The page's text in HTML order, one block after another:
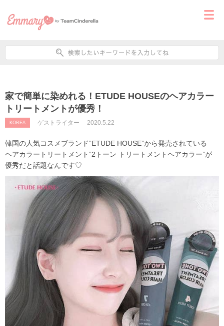
家で簡単に染めれる！ETUDE HOUSEのヘアカラー
トリートメントが優秀！
KOREA ゲストライター 2020.5.22
韓国の人気コスメブランド”ETUDE HOUSE”から発売されている
ヘアカラートリートメント”2トーン トリートメントヘアカラー”が
優秀だと話題なんです♡